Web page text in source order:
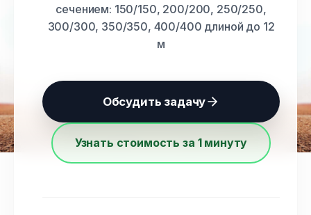
сечением: 150/150, 200/200, 250/250,
300/300, 350/350, 400/400 длиной до 12
м
Обсудить задачу
Узнать стоимость за 1 минуту